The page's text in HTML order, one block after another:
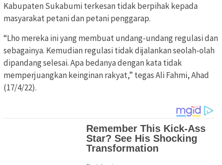
Kabupaten Sukabumi terkesan tidak berpihak kepada
masyarakat petani dan petani penggarap.
“Lho mereka ini yang membuat undang-undang regulasi dan
sebagainya. Kemudian regulasi tidak dijalankan seolah-olah
dipandang selesai. Apa bedanya dengan kata tidak
memperjuangkan keinginan rakyat,” tegas Ali Fahmi, Ahad
(17/4/22).